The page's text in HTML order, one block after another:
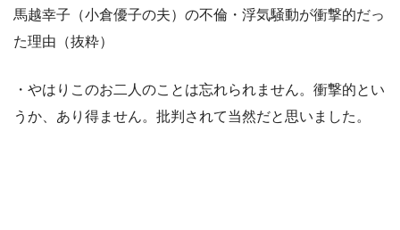
馬越幸子（小倉優子の夫）の不倫・浮気騒動が衝撃的だっ
た理由（抜粋）
・やはりこのお二人のことは忘れられません。衝撃的とい
うか、あり得ません。批判されて当然だと思いました。